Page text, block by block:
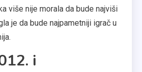
više nije morala da bude najviši
je da bude najpametniji igrač u
i